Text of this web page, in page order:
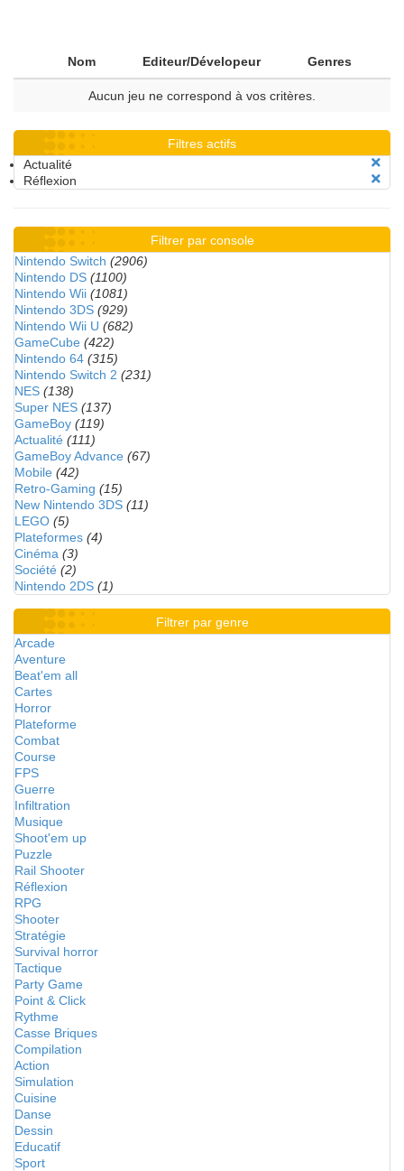
Nom Editeur/Dévelopeur Genres
Aucun jeu ne correspond à vos critères.
Filtres actifs
Actualité
Réflexion
Filtrer par console
Nintendo Switch (2906)
Nintendo DS (1100)
Nintendo Wii (1081)
Nintendo 3DS (929)
Nintendo Wii U (682)
GameCube (422)
Nintendo 64 (315)
Nintendo Switch 2 (231)
NES (138)
Super NES (137)
GameBoy (119)
Actualité (111)
GameBoy Advance (67)
Mobile (42)
Retro-Gaming (15)
New Nintendo 3DS (11)
LEGO (5)
Plateformes (4)
Cinéma (3)
Société (2)
Nintendo 2DS (1)
Filtrer par genre
Arcade
Aventure
Beat'em all
Cartes
Horror
Plateforme
Combat
Course
FPS
Guerre
Infiltration
Musique
Shoot'em up
Puzzle
Rail Shooter
Réflexion
RPG
Shooter
Stratégie
Survival horror
Tactique
Party Game
Point & Click
Rythme
Casse Briques
Compilation
Action
Simulation
Cuisine
Danse
Dessin
Educatif
Sport